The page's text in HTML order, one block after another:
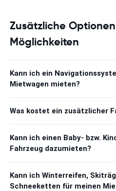
Zusätzliche
Möglichkeiten
Kann ich ein
Mietwagen mieten?
Was kostet ein zusätzlicher
Kann ich einen Baby- bzw.
Fahrzeug dazumieten?
Kann ich Winterreifen,
Schneeketten für meinen